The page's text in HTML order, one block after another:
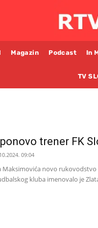
Magazin Podcast In
TV
trener FK
09:04
Maksimovića novo rukovodstvo
kluba imenovalo je